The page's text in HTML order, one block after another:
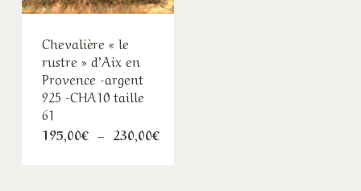
Chevalière « le
rustre » d’Aix en
Provence -argent
925 -CHA10 taille
61
195,00€ – 230,00€Plage
de